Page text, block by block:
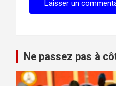
Ne passez pas à